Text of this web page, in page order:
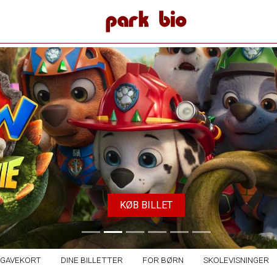
KØB BILLET
GAVEKORT DINE BILLETTER FOR BØRN SKOLEVISNINGER